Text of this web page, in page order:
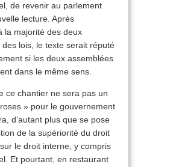
de revenir au parlement
lecture. Après
la majorité des deux
des lois, le texte serait réputé
si les deux assemblées
dans le même sens.
ce chantier ne sera pas un
» pour le gouvernement
d’autant plus que se pose
de la supériorité du droit
le droit interne, y compris
Et pourtant, en restaurant